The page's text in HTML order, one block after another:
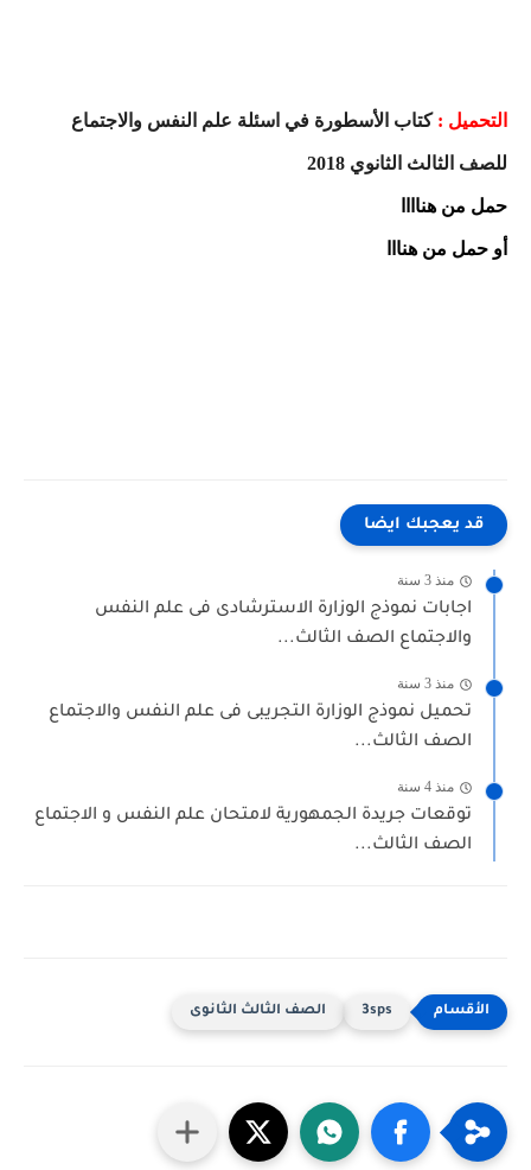
التحميل :كتاب الأسطورة في اسئلة علم النفس والاجتماع
للصف الثالث الثانوي 2018
حمل من هناااا
أو حمل من هنااا
قد يعجبك ايضا
منذ 3 سنة
اجابات نموذج الوزارة الاسترشادى فى علم النفس
والاجتماع الصف الثالث...
منذ 3 سنة
تحميل نموذج الوزارة التجريبى فى علم النفس والاجتماع
الصف الثالث...
منذ 4 سنة
توقعات جريدة الجمهورية لامتحان علم النفس و الاجتماع
الصف الثالث...
3sps الصف الثالث الثانوى